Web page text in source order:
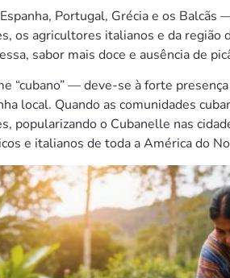
Portugal, Grécia e os
os agricultores italianos e da
sabor mais doce e ausência de
“cubano” — deve-se à forte
local. Quando as comunidades
popularizando o Cubanelle nas
e italianos de toda a América do